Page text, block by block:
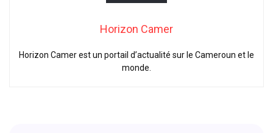
Horizon Camer
Horizon Camer est un portail d’actualité sur le Cameroun et le
monde.